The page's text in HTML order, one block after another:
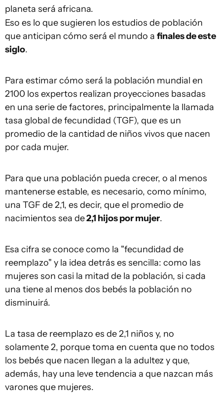
planeta será africana.
Eso es lo que sugieren los estudios de población
que anticipan cómo será el mundo a finales de este
siglo.
Para estimar cómo será la población mundial en
2100 los expertos realizan proyecciones basadas
en una serie de factores, principalmente la llamada
tasa global de fecundidad (TGF), que es un
promedio de la cantidad de niños vivos que nacen
por cada mujer.
Para que una población pueda crecer, o al menos
mantenerse estable, es necesario, como mínimo,
una TGF de 2,1, es decir, que el promedio de
nacimientos sea de2,1 hijos por mujer.
Esa cifra se conoce como la "fecundidad de
reemplazo" y la idea detrás es sencilla: como las
mujeres son casi la mitad de la población, si cada
una tiene al menos dos bebés la población no
disminuirá.
La tasa de reemplazo es de 2,1 niños y, no
solamente 2, porque toma en cuenta que no todos
los bebés que nacen llegan a la adultez y que,
además, hay una leve tendencia a que nazcan más
varones que mujeres.